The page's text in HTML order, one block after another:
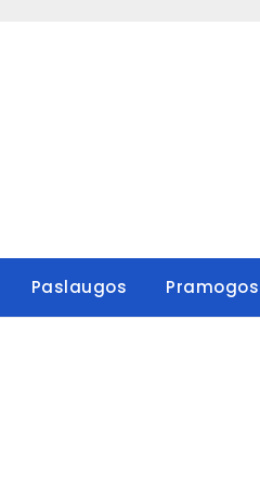
Paslaugos Pramogos